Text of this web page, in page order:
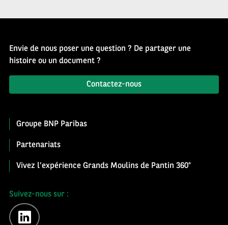
Envie de nous poser une question ? De partager une
histoire ou un document ?
Contactez-nous
Groupe BNP Paribas
Partenariats
Vivez l’expérience Grands Moulins de Pantin 360°
Suivez-nous sur :